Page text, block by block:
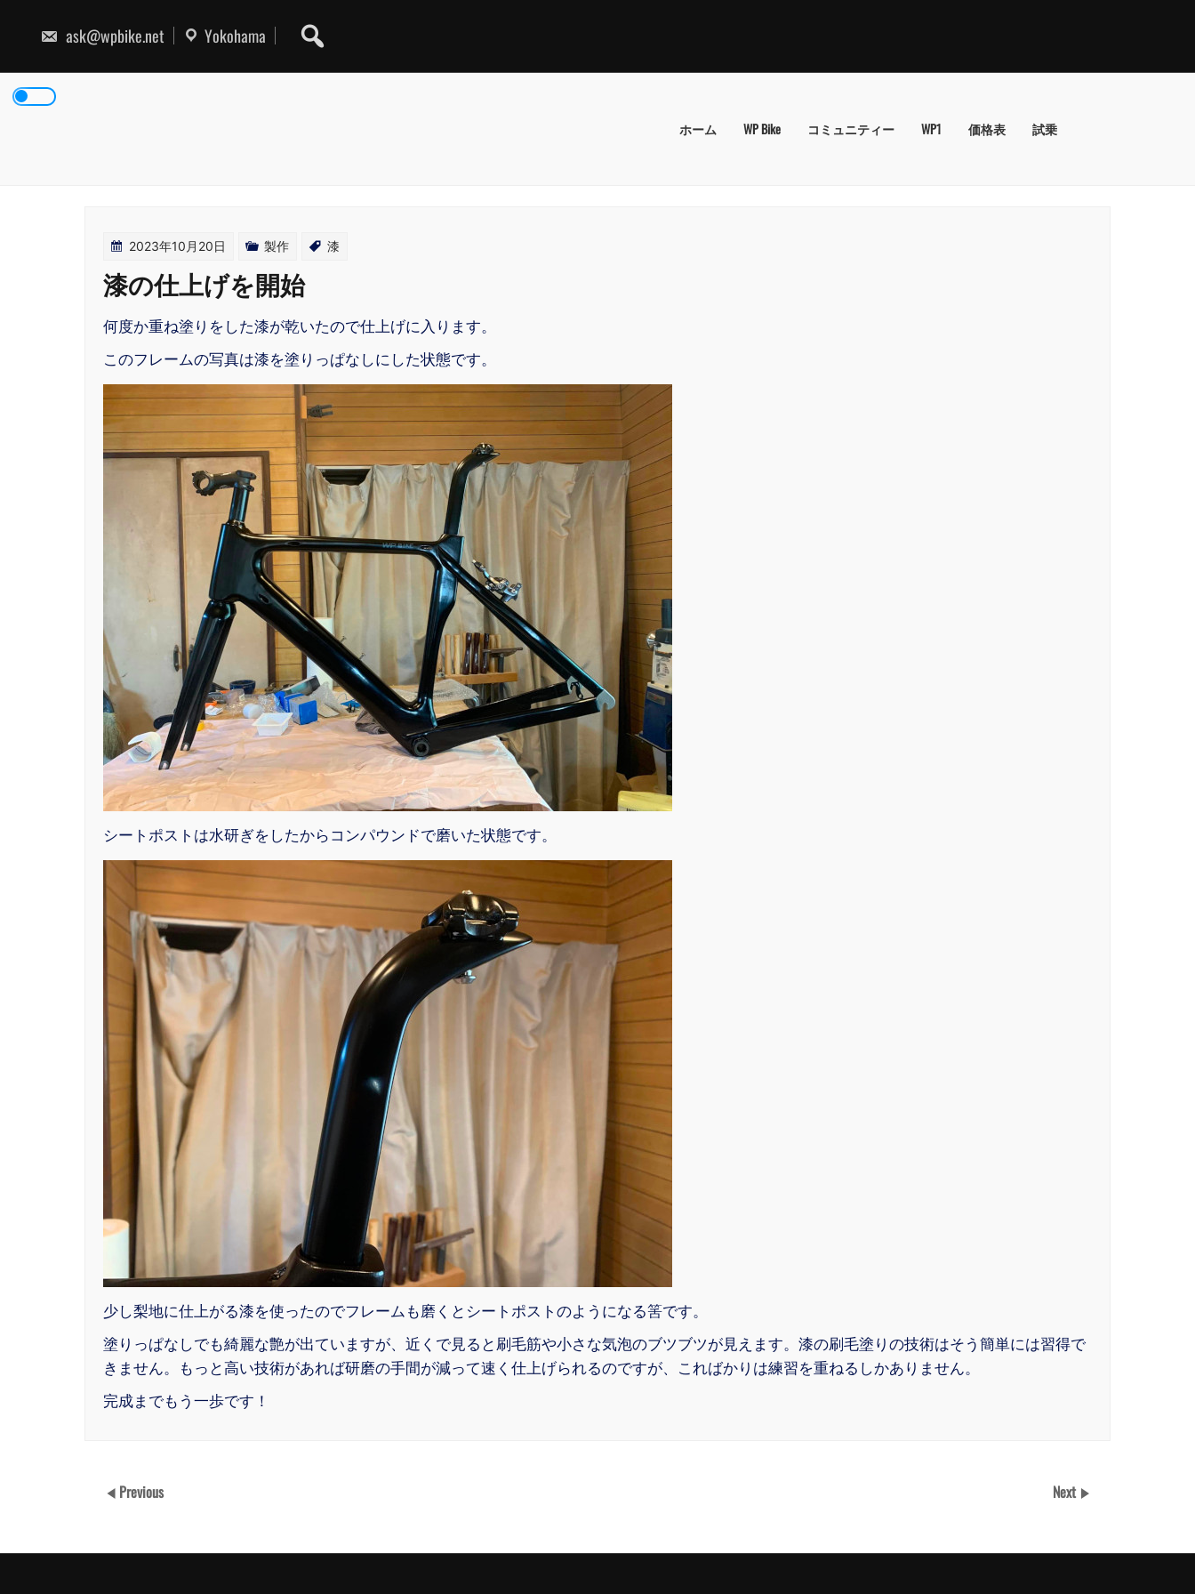
content
ask@wpbike.net Yokohama
ホーム WP Bike コミュニティー WP1 価格表 試乗
2023年10月20日 製作 漆
漆の仕上げを開始
何度か重ね塗りをした漆が乾いたので仕上げに入ります。
このフレームの写真は漆を塗りっぱなしにした状態です。
シートポストは水研ぎをしたからコンパウンドで磨いた状態です。
少し梨地に仕上がる漆を使ったのでフレームも磨くとシートポストのようになる筈です。
塗りっぱなしでも綺麗な艶が出ていますが、近くで見ると刷毛筋や小さな気泡のブツブツが見えます。漆の刷毛塗りの技術はそう簡単には習得で
きません。もっと高い技術があれば研磨の手間が減って速く仕上げられるのですが、こればかりは練習を重ねるしかありません。
完成までもう一歩です！
Previous Next